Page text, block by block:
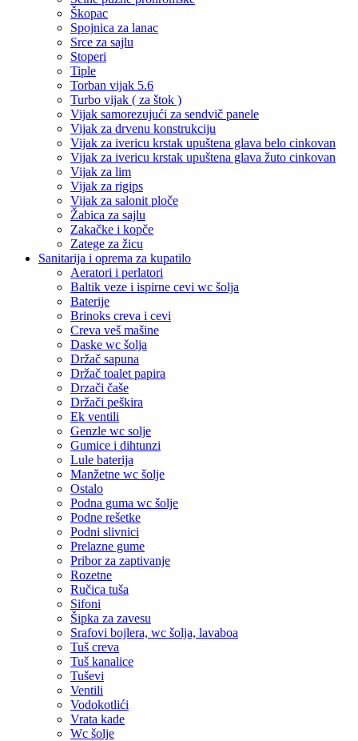
Škopac
Spojnica za lanac
Srce za sajlu
Stoperi
Tiple
Torban vijak 5.6
Turbo vijak ( za štok )
Vijak samorezujući za sendvič panele
Vijak za drvenu konstrukciju
Vijak za ivericu krstak upuštena glava belo cinkovan
Vijak za ivericu krstak upuštena glava žuto cinkovan
Vijak za lim
Vijak za rigips
Vijak za salonit ploče
Žabica za sajlu
Zakačke i kopče
Zatege za žicu
Sanitarija i oprema za kupatilo
Aeratori i perlatori
Baltik veze i ispirne cevi wc šolja
Baterije
Brinoks creva i cevi
Creva veš mašine
Daske wc šolja
Držač sapuna
Držač toalet papira
Drzači čaše
Držači peškira
Ek ventili
Genzle wc solje
Gumice i dihtunzi
Lule baterija
Manžetne wc šolje
Ostalo
Podna guma wc šolje
Podne rešetke
Podni slivnici
Prelazne gume
Pribor za zaptivanje
Rozetne
Ručica tuša
Sifoni
Šipka za zavesu
Srafovi bojlera, wc šolja, lavaboa
Tuš creva
Tuš kanalice
Tuševi
Ventili
Vodokotlići
Vrata kade
Wc šolje